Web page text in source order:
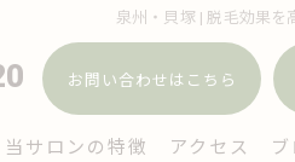
泉州・貝塚 | 脱毛効果を
お問い合わせはこちら
当サロンの特徴 アクセス